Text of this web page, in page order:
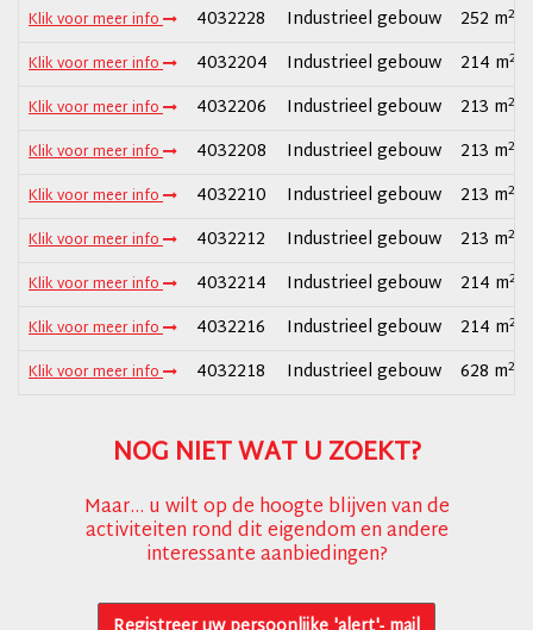
Klik voor meer info 4032228 Industrieel gebouw 252 m2
Klik voor meer info 4032204 Industrieel gebouw 214 m2
Klik voor meer info 4032206 Industrieel gebouw 213 m2
Klik voor meer info 4032208 Industrieel gebouw 213 m2
Klik voor meer info 4032210 Industrieel gebouw 213 m2
Klik voor meer info 4032212 Industrieel gebouw 213 m2
Klik voor meer info 4032214 Industrieel gebouw 214 m2
Klik voor meer info 4032216 Industrieel gebouw 214 m2
Klik voor meer info 4032218 Industrieel gebouw 628 m2
NOG NIET WAT U ZOEKT?
Maar... u wilt op de hoogte blijven van de
activiteiten rond dit eigendom en andere
interessante aanbiedingen?